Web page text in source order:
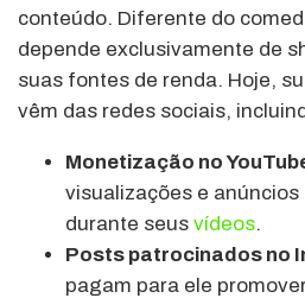
conteúdo. Diferente do
depende exclusivamente de
suas fontes de renda. Hoje,
vêm das redes sociais,
Monetização no
visualizações e
durante seus vídeos.
Posts patrocinados no
pagam para ele